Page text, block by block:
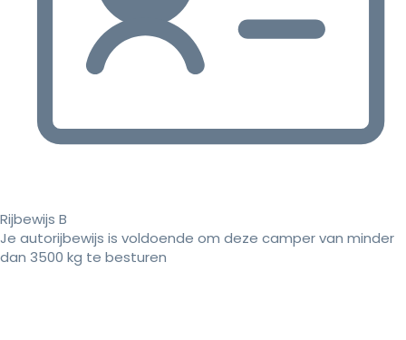
Rijbewijs B
Je autorijbewijs is voldoende om deze camper van minder
dan 3500 kg te besturen